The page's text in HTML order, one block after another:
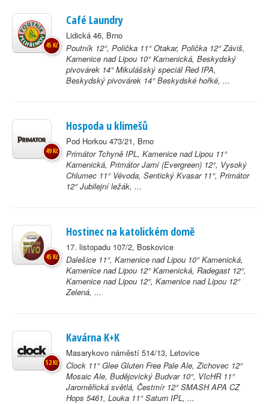
Café Laundry
Lidická 46, Brno
Poutník 12°, Polička 11° Otakar, Polička 12° Záviš,
Kamenice nad Lipou 10° Kamenická, Beskydský
pivovárek 14° Mikulášský speciál Red IPA,
Beskydský pivovárek 14° Beskydské hořké, ...
45 Kč
Hospoda u klimešů
Pod Horkou 473/21, Brno
Primátor Tchyně IPL, Kamenice nad Lipou 11°
Kamenická, Primátor Jarní (Evergreen) 12°, Vysoký
Chlumec 11° Vévoda, Sentický Kvasar 11°, Primátor
12° Jubilejní ležák, ...
49 Kč
Hostinec na katolickém domě
17. listopadu 107/2, Boskovice
Dalešice 11°, Kamenice nad Lipou 10° Kamenická,
Kamenice nad Lipou 12° Kamenická, Radegast 12°,
Kamenice nad Lipou 12°, Kamenice nad Lipou 12°
Zelená, ...
45 Kč
Kavárna K+K
Masarykovo náměstí 514/13, Letovice
Clock 11° Glee Gluten Free Pale Ale, Zichovec 12°
Mosaic Ale, Budějovický Budvar 10°, VIcHR 11°
Jaroměřická světlá, Čestmír 12° SMASH APA CZ
Hops 5461, Louka 11° Saturn IPL, ...
52 Kč